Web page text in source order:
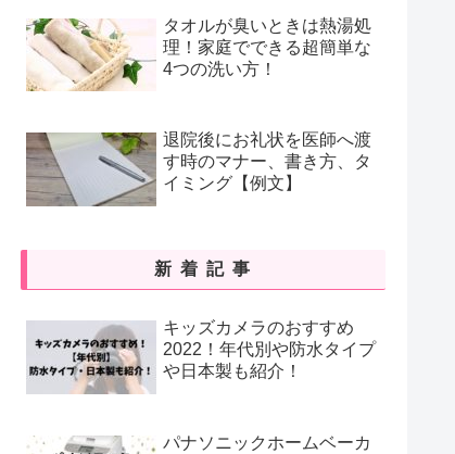
タオルが臭いときは熱湯処
理！家庭でできる超簡単な
4つの洗い方！
退院後にお礼状を医師へ渡
す時のマナー、書き方、タ
イミング【例文】
新着記事
キッズカメラのおすすめ
2022！年代別や防水タイプ
や日本製も紹介！
パナソニックホームベーカ